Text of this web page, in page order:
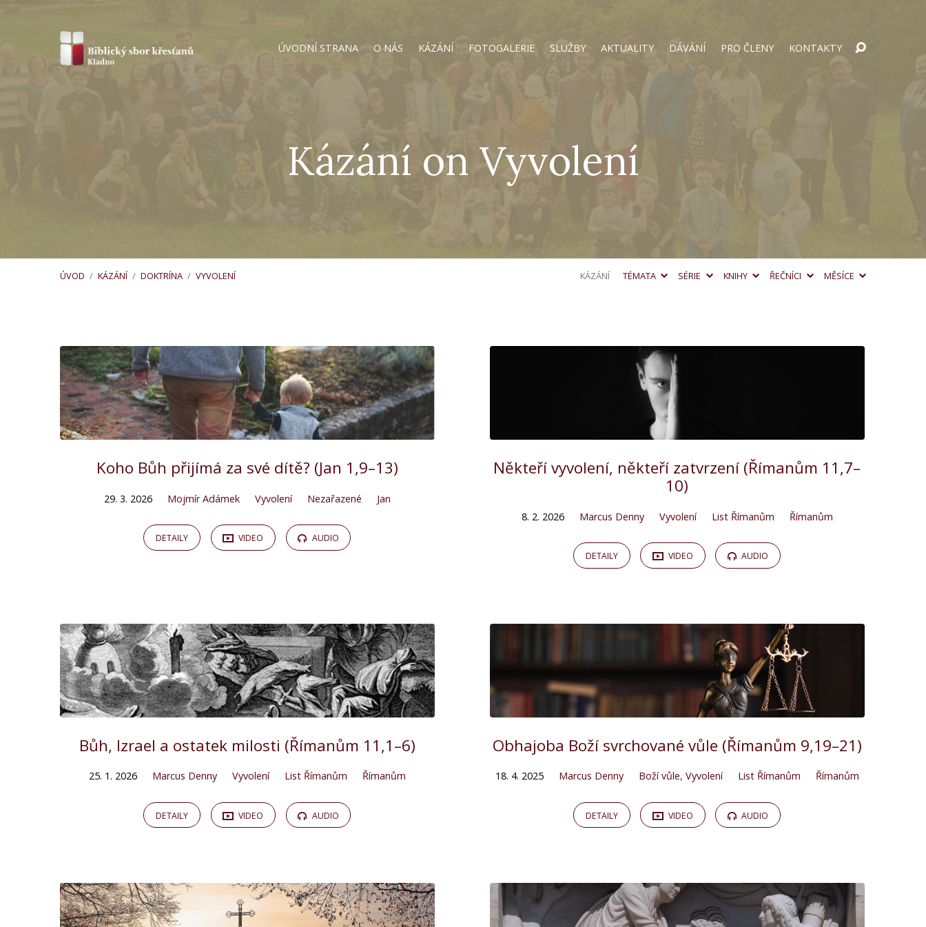
ÚVODNÍ STRANA O NÁS KÁZÁNÍ FOTOGALERIE SLUŽBY AKTUALITY DÁVÁNÍ PRO ČLENY KONTAKTY
Kázání on Vyvolení
ÚVOD / KÁZÁNÍ / DOKTRÍNA / VYVOLENÍ KÁZÁNÍ TÉMATA SÉRIE KNIHY ŘEČNÍCI MĚSÍCE
Kázání
on
Vyvolení
Koho Bůh přijímá za své dítě? (Jan 1,9–13)
29. 3. 2026 Mojmír Adámek Vyvolení Nezařazené Jan
DETAILY VIDEO AUDIO
Někteří vyvolení, někteří zatvrzení (Římanům 11,7–
10)
8. 2. 2026 Marcus Denny Vyvolení List Římanům Římanům
DETAILY VIDEO AUDIO
Bůh, Izrael a ostatek milosti (Římanům 11,1–6)
25. 1. 2026 Marcus Denny Vyvolení List Římanům Římanům
DETAILY VIDEO AUDIO
Obhajoba Boží svrchované vůle (Římanům 9,19–21)
18. 4. 2025 Marcus Denny Boží vůle, Vyvolení List Římanům Římanům
DETAILY VIDEO AUDIO